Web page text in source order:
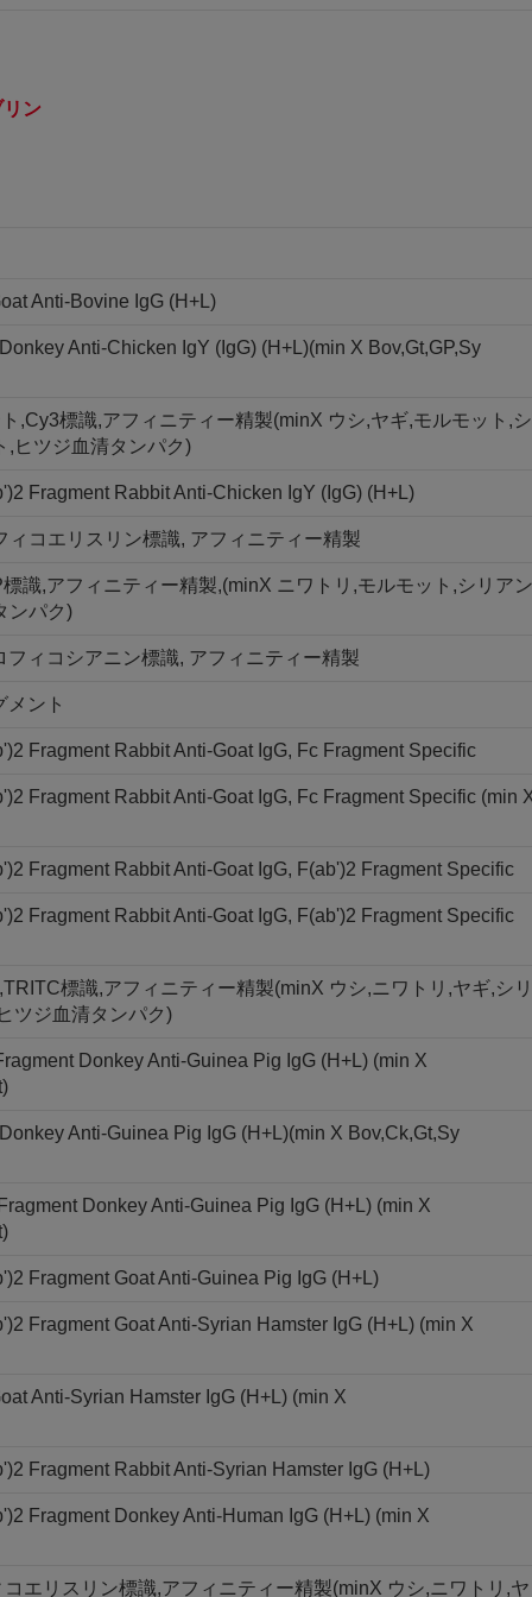
ン
Anti-Bovine IgG (H+L)
Anti-Chicken IgY (IgG) (H+L)(min X Bov,Gt,GP,Sy
,Cy3標識,アフィニティー精製(minX ウシ,ヤギ,モルモット,シ
,ヒツジ血清タンパク)
Fragment Rabbit Anti-Chicken IgY (IgG) (H+L)
コエリスリン標識, アフィニティー精製
識,アフィニティー精製,(minX ニワトリ,モルモット,シリアン
ンパク)
ィコシアニン標識, アフィニティー精製
メント
Fragment Rabbit Anti-Goat IgG, Fc Fragment Specific
Fragment Rabbit Anti-Goat IgG, Fc Fragment Specific (min
Fragment Rabbit Anti-Goat IgG, F(ab')2 Fragment Specific
Fragment Rabbit Anti-Goat IgG, F(ab')2 Fragment Specific
標識,アフィニティー精製(minX ウシ,ニワトリ,ヤギ,シリ
ツジ血清タンパク)
Donkey Anti-Guinea Pig IgG (H+L) (min X
Anti-Guinea Pig IgG (H+L)(min X Bov,Ck,Gt,Sy
Donkey Anti-Guinea Pig IgG (H+L) (min X
Fragment Goat Anti-Guinea Pig IgG (H+L)
Fragment Goat Anti-Syrian Hamster IgG (H+L) (min X
Anti-Syrian Hamster IgG (H+L) (min X
Fragment Rabbit Anti-Syrian Hamster IgG (H+L)
Fragment Donkey Anti-Human IgG (H+L) (min X
エリスリン標識,アフィニティー精製(minX ウシ,ニワトリ,ヤ